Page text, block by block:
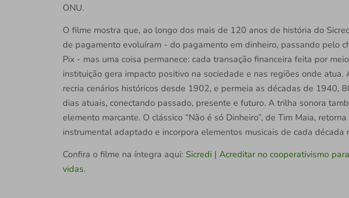
ONU.
O filme mostra que, ao longo dos mais de 120 anos de história do
de pagamento evoluíram - do pagamento em dinheiro, passando pelo
Pix - mas uma coisa permanece: cada transação financeira feita por
instituição gera impacto positivo na sociedade e nas regiões onde atua.
recria cenários históricos desde 1902, e permeia as décadas de 1940,
dias atuais, conectando passado, presente e futuro. A trilha sonora
elemento marcante. O clássico “Não é só Dinheiro”, de Tim Maia,
instrumental adaptado e incorpora elementos musicais de cada década
Confira o filme na íntegra aqui: Sicredi | Acreditar no cooperativismo
vidas.